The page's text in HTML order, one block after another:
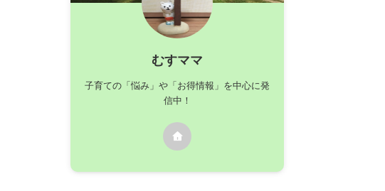
むすママ
子育ての「悩み」や「お得情報」を中心に発
信中！